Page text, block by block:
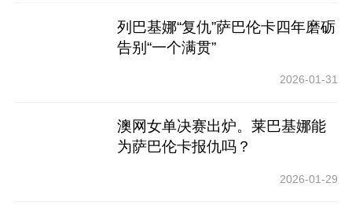
列巴基娜“复仇”萨巴伦卡四年磨砺
告别“一个满贯”
2026-01-31
澳网女单决赛出炉。莱巴基娜能
为萨巴伦卡报仇吗？
2026-01-29